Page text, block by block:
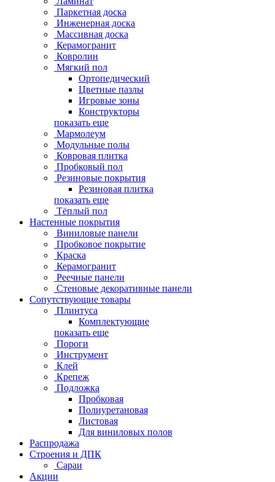
Паркетная доска
Инженерная доска
Массивная доска
Керамогранит
Ковролин
Мягкий пол
Ортопедический
Цветные пазлы
Игровые зоны
Конструкторы
показать еще
Мармолеум
Модульные полы
Ковровая плитка
Пробковый пол
Резиновые покрытия
Резиновая плитка
показать еще
Тёплый пол
Настенные покрытия
Виниловые панели
Пробковое покрытие
Краска
Керамогранит
Реечные панели
Стеновые декоративные панели
Сопутствующие товары
Плинтуса
Комплектующие
показать еще
Пороги
Инструмент
Клей
Крепеж
Подложка
Пробковая
Полиуретановая
Листовая
Для виниловых полов
Распродажа
Строения и ДПК
Сараи
Акции